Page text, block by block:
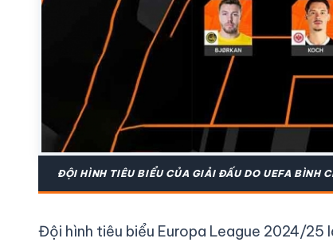
ĐỘI HÌNH TIÊU BIỂU CỦA GIẢI ĐẤU DO UEFA BÌNH
Đội hình tiêu biểu Europa League 2024/25